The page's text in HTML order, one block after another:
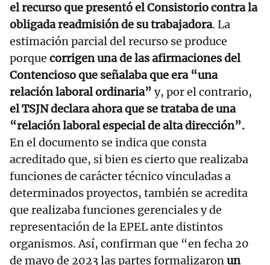
el recurso que presentó el Consistorio contra la
obligada readmisión de su trabajadora. La
estimación parcial del recurso se produce
porque corrigen una de las afirmaciones del
Contencioso que señalaba que era “una
relación laboral ordinaria” y, por el contrario,
el TSJN declara ahora que se trataba de una
“relación laboral especial de alta dirección”.
En el documento se indica que consta
acreditado que, si bien es cierto que realizaba
funciones de carácter técnico vinculadas a
determinados proyectos, también se acredita
que realizaba funciones gerenciales y de
representación de la EPEL ante distintos
organismos. Así, confirman que “en fecha 20
de mayo de 2023 las partes formalizaronun